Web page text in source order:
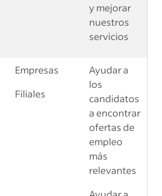
y mejorar
nuestros
servicios
Empresas
Filiales
Ayudar a
los
candidatos
a encontrar
ofertas de
empleo
más
relevantes